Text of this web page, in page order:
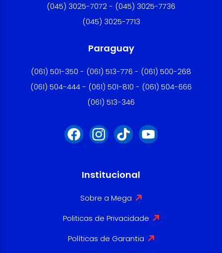
(045) 3025-7072 - (045) 3025-7736
(045) 3025-7713
Paraguay
(061) 501-350 - (061) 513-776 - (061) 500-268
(061) 504-444 - (061) 501-810 - (061) 504-666
(061) 513-346
Institucional
Sobre a Mega
Politicas de Privacidade
Políticas de Garantia